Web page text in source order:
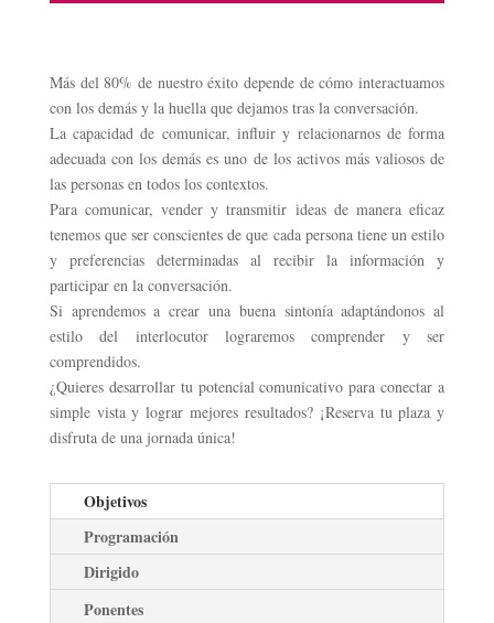
Más del 80% de nuestro éxito depende de cómo interactuamos
con los demás y la huella que dejamos tras la conversación.
La capacidad de comunicar, influir y relacionarnos de forma
adecuada con los demás es uno de los activos más valiosos de
las personas en todos los contextos.
Para comunicar, vender y transmitir ideas de manera eficaz
tenemos que ser conscientes de que cada persona tiene un estilo
y preferencias determinadas al recibir la información y
participar en la conversación.
Si aprendemos a crear una buena sintonía adaptándonos al
estilo del interlocutor lograremos comprender y ser
comprendidos.
¿Quieres desarrollar tu potencial comunicativo para conectar a
simple vista y lograr mejores resultados? ¡Reserva tu plaza y
disfruta de una jornada única!
Objetivos
Programación
Dirigido
Ponentes